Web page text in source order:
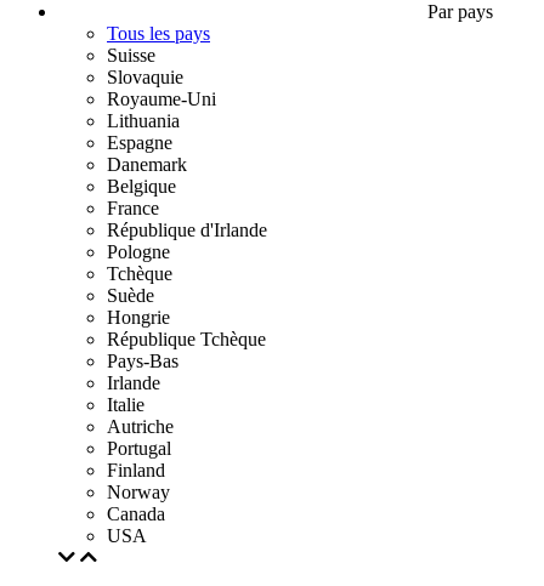
Par pays
Tous les pays
Suisse
Slovaquie
Royaume-Uni
Lithuania
Espagne
Danemark
Belgique
France
République d'Irlande
Pologne
Tchèque
Suède
Hongrie
République Tchèque
Pays-Bas
Irlande
Italie
Autriche
Portugal
Finland
Norway
Canada
USA